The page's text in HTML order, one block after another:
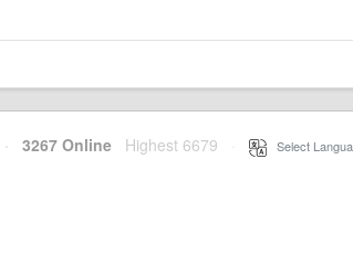
· 3267 Online Highest 6679 Select